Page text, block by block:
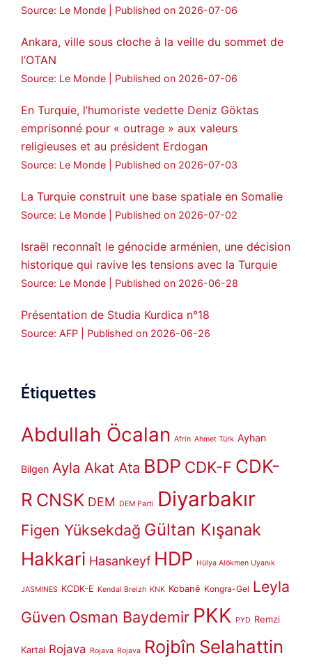
Source: Le Monde Published on 2026-07-06
Ankara, ville sous cloche à la veille du sommet de
l’OTAN
Source: Le Monde Published on 2026-07-06
En Turquie, l’humoriste vedette Deniz Göktas
emprisonné pour « outrage » aux valeurs
religieuses et au président Erdogan
Source: Le Monde Published on 2026-07-03
La Turquie construit une base spatiale en Somalie
Source: Le Monde Published on 2026-07-02
Israël reconnaît le génocide arménien, une décision
historique qui ravive les tensions avec la Turquie
Source: Le Monde Published on 2026-06-28
Présentation de Studia Kurdica n°18
Source: AFP Published on 2026-06-26
Étiquettes
Abdullah Öcalan Afrin Ahmet Türk Ayhan
Bilgen Ayla Akat Ata BDP CDK-F CDK-
R CNSK DEM DEM Parti Diyarbakır
Figen Yüksekdağ Gültan Kışanak
Hakkari Hasankeyf HDP Hülya Alökmen Uyanık
JASMINES KCDK-E Kendal Breizh KNK Kobanê Kongra-Gel Leyla
Güven Osman Baydemir PKK PYD Remzi
Kartal Rojava Rojava Rojava Rojbîn Selahattin